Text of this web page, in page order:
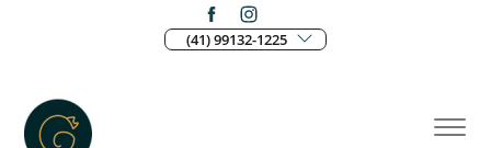
(41) 99132-1225